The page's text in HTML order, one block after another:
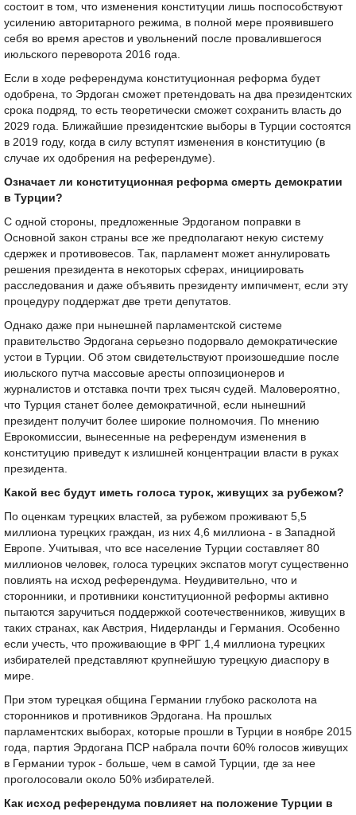
состоит в том, что изменения конституции лишь поспособствуют
усилению авторитарного режима, в полной мере проявившего
себя во время арестов и увольнений после провалившегося
июльского переворота 2016 года.
Если в ходе референдума конституционная реформа будет
одобрена, то Эрдоган сможет претендовать на два президентских
срока подряд, то есть теоретически сможет сохранить власть до
2029 года. Ближайшие президентские выборы в Турции состоятся
в 2019 году, когда в силу вступят изменения в конституцию (в
случае их одобрения на референдуме).
Означает ли конституционная реформа смерть демократии
в Турции?
С одной стороны, предложенные Эрдоганом поправки в
Основной закон страны все же предполагают некую систему
сдержек и противовесов. Так, парламент может аннулировать
решения президента в некоторых сферах, инициировать
расследования и даже объявить президенту импичмент, если эту
процедуру поддержат две трети депутатов.
Однако даже при нынешней парламентской системе
правительство Эрдогана серьезно подорвало демократические
устои в Турции. Об этом свидетельствуют произошедшие после
июльского путча массовые аресты оппозиционеров и
журналистов и отставка почти трех тысяч судей. Маловероятно,
что Турция станет более демократичной, если нынешний
президент получит более широкие полномочия. По мнению
Еврокомиссии, вынесенные на референдум изменения в
конституцию приведут к излишней концентрации власти в руках
президента.
Какой вес будут иметь голоса турок, живущих за рубежом?
По оценкам турецких властей, за рубежом проживают 5,5
миллиона турецких граждан, из них 4,6 миллиона - в Западной
Европе. Учитывая, что все население Турции составляет 80
миллионов человек, голоса турецких экспатов могут существенно
повлиять на исход референдума. Неудивительно, что и
сторонники, и противники конституционной реформы активно
пытаются заручиться поддержкой соотечественников, живущих в
таких странах, как Австрия, Нидерланды и Германия. Особенно
если учесть, что проживающие в ФРГ 1,4 миллиона турецких
избирателей представляют крупнейшую турецкую диаспору в
мире.
При этом турецкая община Германии глубоко расколота на
сторонников и противников Эрдогана. На прошлых
парламентских выборах, которые прошли в Турции в ноябре 2015
года, партия Эрдогана ПСР набрала почти 60% голосов живущих
в Германии турок - больше, чем в самой Турции, где за нее
проголосовали около 50% избирателей.
Как исход референдума повлияет на положение Турции в